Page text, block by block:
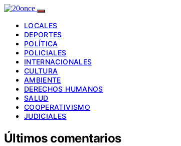
LOCALES
DEPORTES
POLÍTICA
POLICIALES
INTERNACIONALES
CULTURA
AMBIENTE
DERECHOS HUMANOS
SALUD
COOPERATIVISMO
JUDICIALES
Últimos comentarios